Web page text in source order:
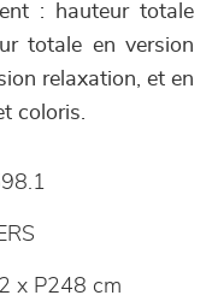
: hauteur totale
totale en version
relaxation, et en
coloris.
x P248 cm